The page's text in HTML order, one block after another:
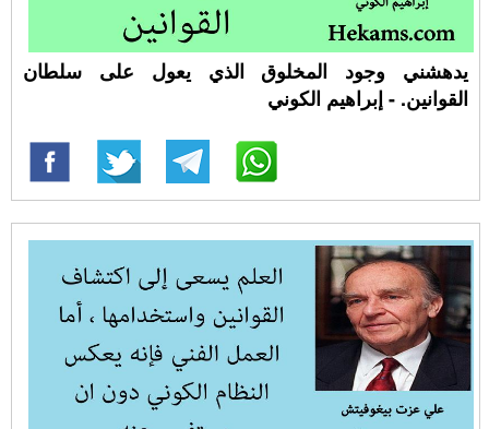
يدهشني وجود المخلوق الذي يعول على سلطان
القوانين. - إبراهيم الكوني